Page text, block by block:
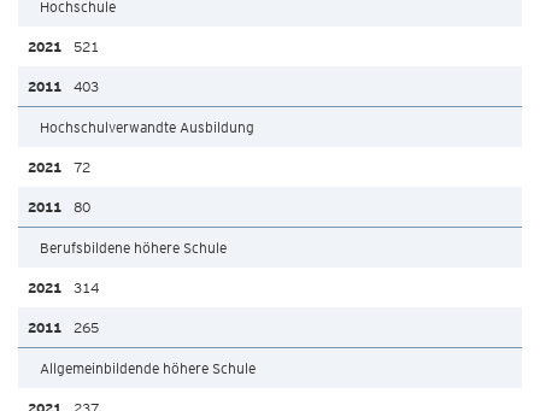
Hochschule
521
403
Hochschulverwandte Ausbildung
72
80
Berufsbildene höhere Schule
314
265
Allgemeinbildende höhere Schule